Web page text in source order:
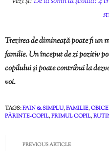
Trezirea de dimineață poate fi un
familie. Un început de zi pozitiv
copilului și poate contribui la
voi.
TAGS:FAIN & SIMPLU,FAMILIE,
PĂRINTE-COPIL,PRIMUL COPIL,
PREVIOUS ARTICLE